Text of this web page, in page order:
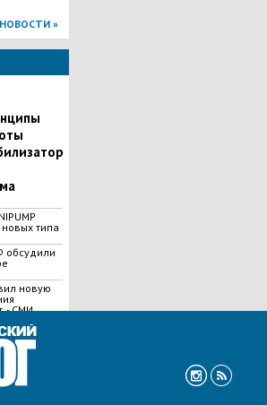
»
типа
обсудили
новую
- СМИ
»